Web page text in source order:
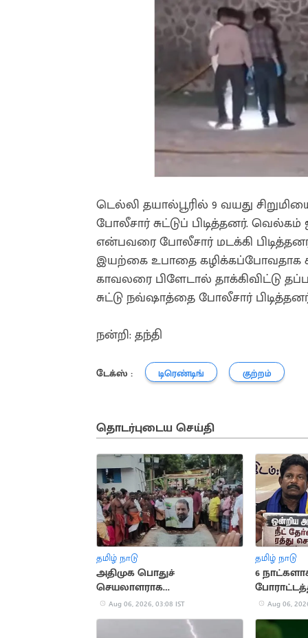
டெல்லி தயால்பூரில் 9 வயது
போலீசார் சுட்டுப் பிடித்தனர்.
என்பவரை போலீசார் மடக்கி
இயற்கை உபாதை கழிக்கப்போவதாக
காவலரை பிளேடால் தாக்கிவிட்டு
சுட்டு நவ்ஷாத்தை போலீசார்
நன்றி: தந்தி
டேக்ஸ் : டிரெண்டிங் குற்றம்
தொடர்புடைய செய்தி
தமிழ் நாடு
அதிமுக பொதுச்
செயலாளராக
எஸ்.பி.வேலுமணி..
ஆதரவாளர்களால் பரபரப்பு
Aug 06, 2026, 03:08 IST
தமிழ் நாடு
6
மயக்கம்
Aug 06,